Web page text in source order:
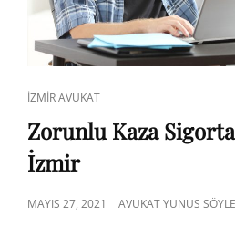
CAT
LINKS
İZMIR AVUKAT
Zorunlu Kaza
İzmir
POSTED
MAYIS 27, 2021 AVUKAT YUNUS